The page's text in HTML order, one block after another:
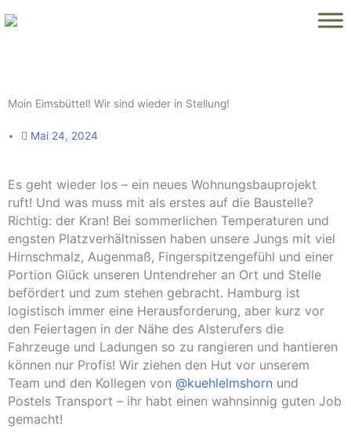
Inhalt
Moin Eimsbüttel! Wir sind wieder in Stellung!
Mai 24, 2024
Es geht wieder los – ein neues Wohnungsbauprojekt
ruft! Und was muss mit als erstes auf die Baustelle?
Richtig: der Kran! Bei sommerlichen Temperaturen und
engsten Platzverhältnissen haben unsere Jungs mit viel
Hirnschmalz, Augenmaß, Fingerspitzengefühl und einer
Portion Glück unseren Untendreher an Ort und Stelle
befördert und zum stehen gebracht. Hamburg ist
logistisch immer eine Herausforderung, aber kurz vor
den Feiertagen in der Nähe des Alsterufers die
Fahrzeuge und Ladungen so zu rangieren und hantieren
können nur Profis! Wir ziehen den Hut vor unserem
Team und den Kollegen von @kuehlelmshorn und
Postels Transport – ihr habt einen wahnsinnig guten Job
gemacht!